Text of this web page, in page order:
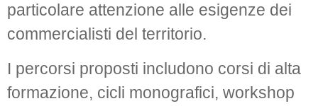
particolare attenzione alle esigenze dei
commercialisti del territorio.
I percorsi proposti includono corsi di alta
formazione, cicli monografici, workshop